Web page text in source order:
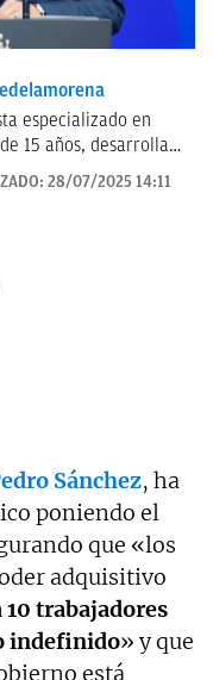
especializado en
15 años, desarrolla
desde el
números y resultados
marcas
28/07/2025 14:11
Sánchez, ha
poniendo el
que «los
adquisitivo
10 trabajadores
indefinido» y que
está